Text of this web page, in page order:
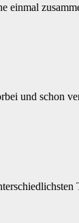
einmal
und schon